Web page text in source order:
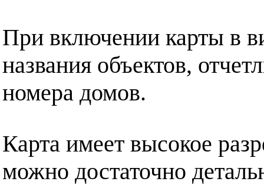
При включении карты в
названия объектов,
номера домов.
Карта имеет высокое
можно достаточно